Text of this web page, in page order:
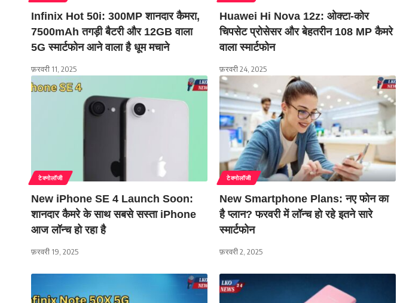
Infinix Hot 50i: 300MP शानदार कैमरा,
7500mAh तगड़ी बैटरी और 12GB वाला
5G स्मार्टफोन आने वाला है धूम मचाने
फ़रवरी 11, 2025
Huawei Hi Nova 12z: ओक्टा-कोर
चिपसेट प्रोसेसर और बेहतरीन 108 MP कैमरे
वाला स्मार्टफोन
फ़रवरी 24, 2025
टेक्नोलॉजी
New iPhone SE 4 Launch Soon:
शानदार कैमरे के साथ सबसे सस्ता iPhone
आज लॉन्च हो रहा है
फ़रवरी 19, 2025
टेक्नोलॉजी
New Smartphone Plans: नए फोन का
है प्लान? फरवरी में लॉन्च हो रहे इतने सारे
स्मार्टफोन
फ़रवरी 2, 2025